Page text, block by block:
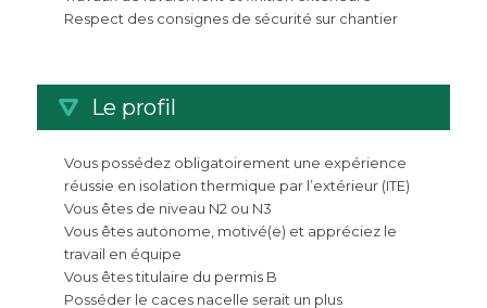
Respect des consignes de sécurité sur chantier
Le profil
Vous possédez obligatoirement une expérience
réussie en isolation thermique par l’extérieur (ITE)
Vous êtes de niveau N2 ou N3
Vous êtes autonome, motivé(e) et appréciez le
travail en équipe
Vous êtes titulaire du permis B
Posséder le caces nacelle serait un plus